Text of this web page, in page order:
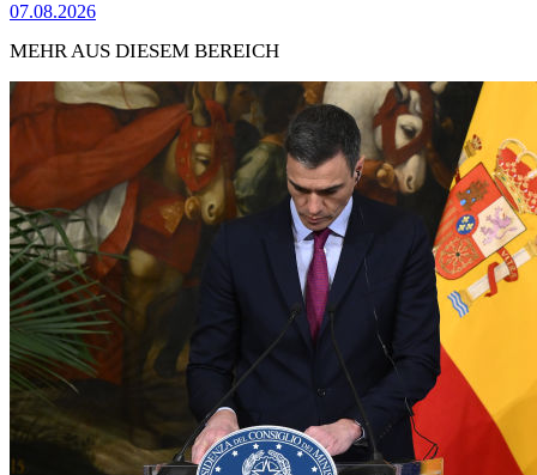
07.08.2026
MEHR AUS DIESEM BEREICH